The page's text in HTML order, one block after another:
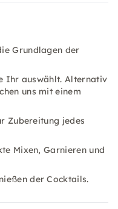
Grundlagen der
Ihr auswählt. Alternativ
uns mit einem
Zubereitung jedes
Mixen, Garnieren und
der Cocktails.